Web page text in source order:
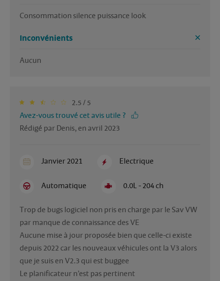
Consommation silence puissance look
Inconvénients
Aucun
2.5 / 5
Avez-vous trouvé cet avis utile ?
Rédigé par Denis, en avril 2023
Janvier 2021 Electrique
Automatique 0.0L - 204 ch
Trop de bugs logiciel non pris en charge par le Sav VW
par manque de connaissance des VE
Aucune mise à jour proposée bien que celle-ci existe
depuis 2022 car les nouveaux véhicules ont la V3 alors
que je suis en V2.3 qui est buggee
Le planificateur n’est pas pertinent